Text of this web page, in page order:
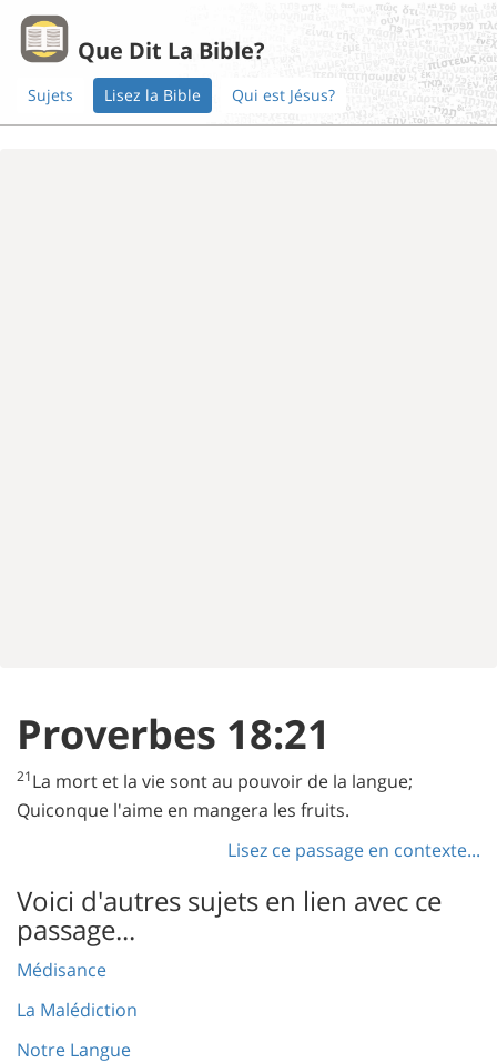
Que Dit La Bible?
Sujets Lisez la Bible Qui est Jésus?
Proverbes 18:21
21La mort et la vie sont au pouvoir de la langue;
Quiconque l'aime en mangera les fruits.
Lisez ce passage en contexte...
Voici d'autres sujets en lien avec ce
passage...
Médisance
La Malédiction
Notre Langue